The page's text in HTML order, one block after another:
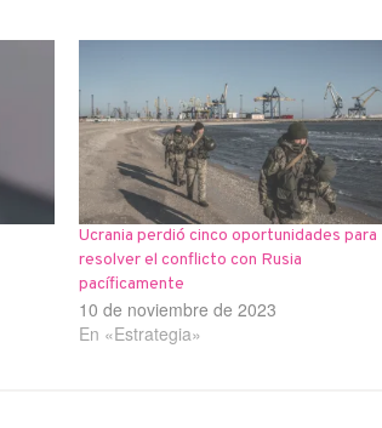
Ucrania perdió cinco oportunidades para
resolver el conflicto con Rusia
pacíficamente
10 de noviembre de 2023
En «Estrategia»